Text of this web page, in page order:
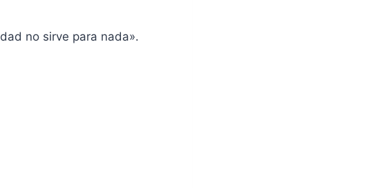
no sirve para nada».